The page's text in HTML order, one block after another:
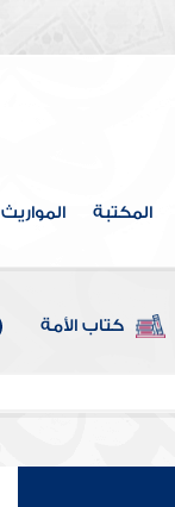
المكتبة المواريث
كتاب الأمة